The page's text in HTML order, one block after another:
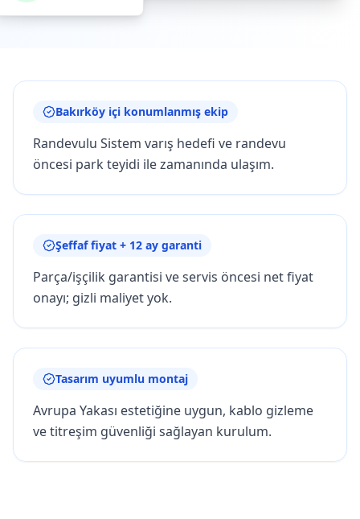
Bakırköy içi konumlanmış ekip
Randevulu Sistem varış hedefi ve randevu
öncesi park teyidi ile zamanında ulaşım.
Şeffaf fiyat + 12 ay garanti
Parça/işçilik garantisi ve servis öncesi net fiyat
onayı; gizli maliyet yok.
Tasarım uyumlu montaj
Avrupa Yakası estetiğine uygun, kablo gizleme
ve titreşim güvenliği sağlayan kurulum.